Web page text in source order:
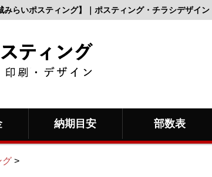
らいポスティング】｜ポスティング・チラシデザイ
納期目安 部数表
グ >